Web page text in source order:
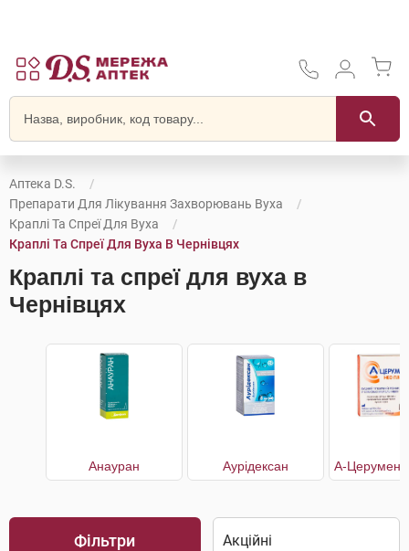
Аптека D.S.
Препарати Для Лікування Захворювань Вуха
Краплі Та Спреї Для Вуха
Краплі Та Спреї Для Вуха В Чернівцях
Краплі та спреї для вуха в
Чернівцях
Анауран Аурiдексан
Фільтри